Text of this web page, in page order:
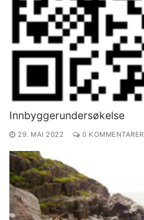
Innbyggerundersøkelse
29. MAI 2022 0 KOMMENTARER